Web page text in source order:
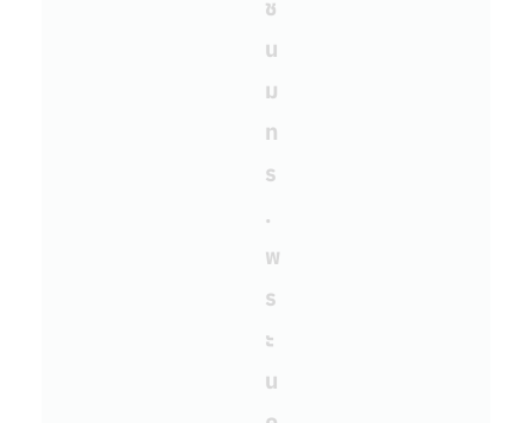
ช
น
ม
ท
ร
.
พ
ร
ะ
น